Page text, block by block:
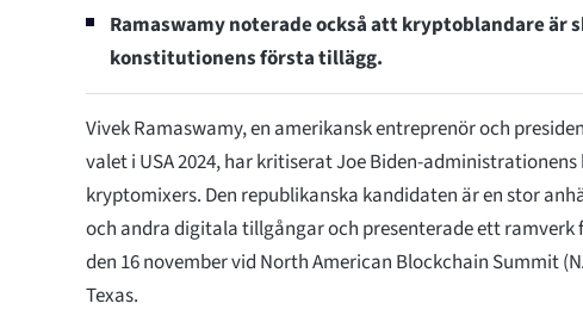
Ramaswamy noterade också att kryptoblandare är
konstitutionens första tillägg.
Vivek Ramaswamy, en amerikansk entreprenör och
valet i USA 2024, har kritiserat Joe Biden-
kryptomixers. Den republikanska kandidaten är en stor
och andra digitala tillgångar och presenterade ett
den 16 november vid North American Blockchain Summit
Texas.